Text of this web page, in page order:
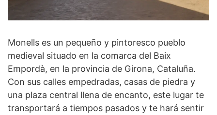
Monells es un pequeño y pintoresco pueblo
medieval situado en la comarca del Baix
Empordà, en la provincia de Girona, Cataluña.
Con sus calles empedradas, casas de piedra y
una plaza central llena de encanto, este lugar te
transportará a tiempos pasados y te hará sentir